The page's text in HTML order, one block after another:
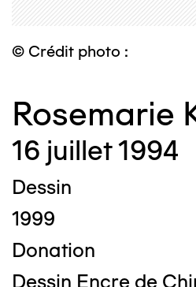
© Crédit photo :
Rosemarie
16 juillet 1994
Dessin
1999
Donation
Dessin Encre de